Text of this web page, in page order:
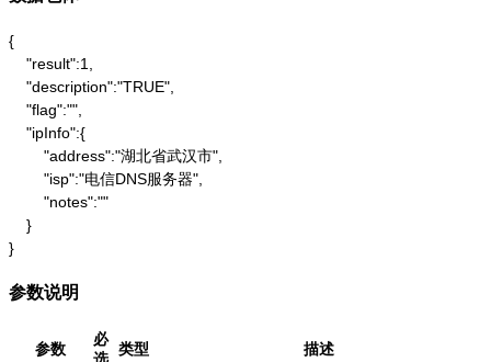
{
    "result":1,
    "description":"TRUE",
    "flag":"",
    "ipInfo":{
        "address":"湖北省武汉市",
        "isp":"电信DNS服务器",
        "notes":""
    }
}
参数说明
参数
必
类型 描述